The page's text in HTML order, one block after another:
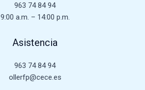
963 74 84 94
9:00 a.m. – 14:00 p.m.
Asistencia
963 74 84 94
ollerfp@cece.es